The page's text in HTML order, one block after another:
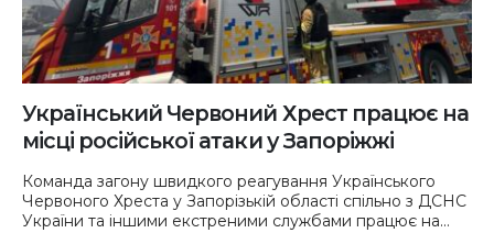
Український Червоний Хрест працює на
місці російської атаки у Запоріжжі
Команда загону швидкого реагування Українського
Червоного Хреста у Запорізькій області спільно з ДСНС
України та іншими екстреними службами працює на...